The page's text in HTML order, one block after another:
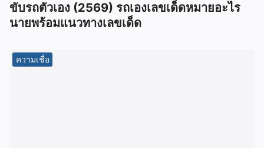
ขับรถตัวเอง (2569) รถเองเลขเด็ดหมายอะไร
นายพร้อมแนวทางเลขเด็ด
ความเชื่อ